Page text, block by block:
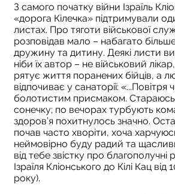
З самого початку війни Ізраїль
«дорога Кілечка» підтримували
листах. Про тяготи військової
розповідав мало – набагато
дружину та дитину. Деякі листи
ніби їх автор – не військовий
рятує життя поранених бійців, а
відпочиває у санаторії: «...Повітря
болотистим присмаком.
сонечку; по вечорах турбують
здоров’я похитнулось значно.
почав часто хворіти, хоча
неймовірно буду радий та
від тебе звістку про благополучні
Ізраїля Кліонського до Кілі Кац від
року).